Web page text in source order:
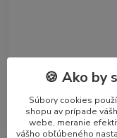
1. máj: viac než
Prvý máj nie je len
spája romantika jari s
má dve tváre – l...čítať
🍪 Ako by
Súbory cookies
shopu av prípade
webe, meranie
vášho obľúbeného